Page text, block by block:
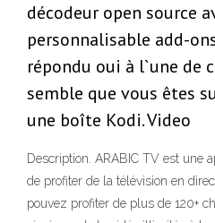
décodeur open source
personnalisable add-
répondu oui à l`une de
semble que vous êtes
une boîte Kodi. Video
Description. ARABIC TV est une
de profiter de la télévision en
pouvez profiter de plus de 120+